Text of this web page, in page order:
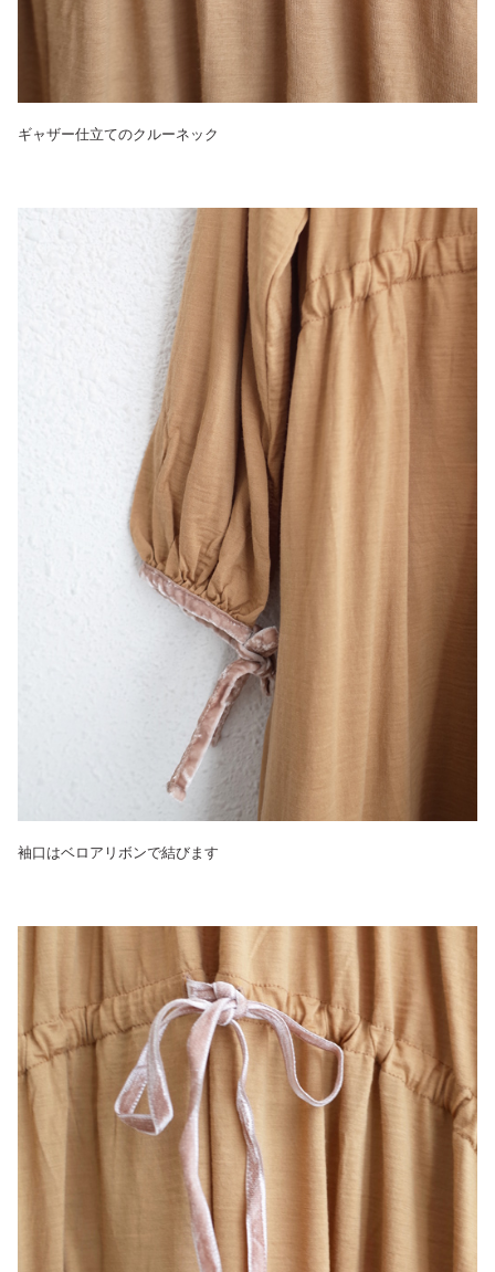
ギャザー仕立てのクルーネック
袖口はベロアリボンで結びます